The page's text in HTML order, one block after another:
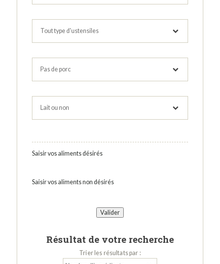
Saisir vos aliments désirés
Saisir vos aliments non désirés
Résultat de votre recherche
Trier les résultats par :